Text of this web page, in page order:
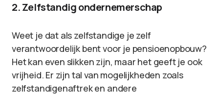
2. Zelfstandig ondernemerschap
Weet je dat als zelfstandige je zelf
verantwoordelijk bent voor je pensioenopbouw?
Het kan even slikken zijn, maar het geeft je ook
vrijheid. Er zijn tal van mogelijkheden zoals
zelfstandigenaftrek en andere